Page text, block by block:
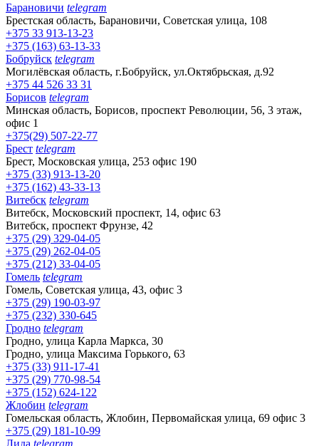
Барановичи telegram
Брестская область, Барановичи, Советская улица, 108
+375 33 913-13-23
+375 (163) 63-13-33
Бобруйск telegram
Могилёвская область, г.Бобруйск, ул.Октябрьская, д.92
+375 44 526 33 31
Борисов telegram
Минская область, Борисов, проспект Революции, 56, 3 этаж,
офис 1
+375(29) 507-22-77
Брест telegram
Брест, Московская улица, 253 офис 190
+375 (33) 913-13-20
+375 (162) 43-33-13
Витебск telegram
Витебск, Московский проспект, 14, офис 63
Витебск, проспект Фрунзе, 42
+375 (29) 329-04-05
+375 (29) 262-04-05
+375 (212) 33-04-05
Гомель telegram
Гомель, Советская улица, 43, офис 3
+375 (29) 190-03-97
+375 (232) 330-645
Гродно telegram
Гродно, улица Карла Маркса, 30
Гродно, улица Максима Горького, 63
+375 (33) 911-17-41
+375 (29) 770-98-54
+375 (152) 624-122
Жлобин telegram
Гомельская область, Жлобин, Первомайская улица, 69 офис 3
+375 (29) 181-10-99
Лида telegram